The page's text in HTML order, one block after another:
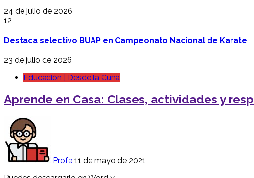
24 de julio de 2026
12
Destaca selectivo BUAP en Campeonato Nacional de Karate
23 de julio de 2026
Educación | Desde la Cuna
Aprende en Casa: Clases, actividades y
Profe 11 de mayo de 2021